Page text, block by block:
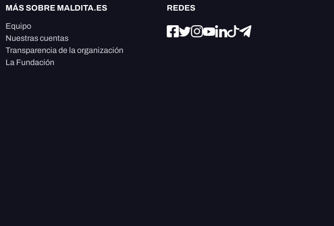
MÁS SOBRE MALDITA.ES
Equipo
Nuestras cuentas
Transparencia de la organización
La Fundación
REDES